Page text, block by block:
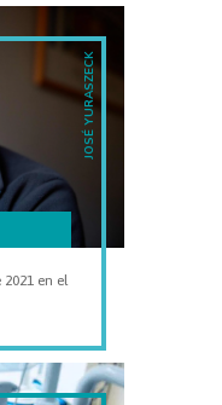
JOSÉ YURASZECK
en el